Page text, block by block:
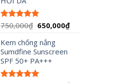
Được xếp
5 sao
750,000₫ Giá
là:
750,000₫.
650,000₫Giá
Kem chống nắng
Sumdfine Sunscreen
SPF 50+ PA+++